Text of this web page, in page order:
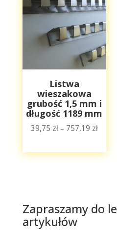
Listwa
wieszakowa
grubość 1,5 mm i
długość 1189 mm
39,75 zł – 757,19 złZakres
39,75
Zapraszamy do
artykułów